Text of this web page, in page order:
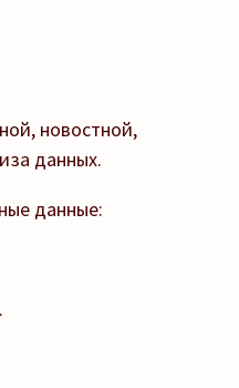
новостной,
данных.
данные: